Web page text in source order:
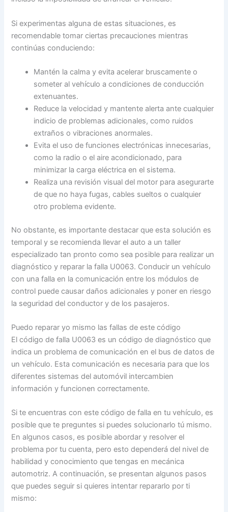
Si experimentas alguna de estas situaciones, es
recomendable tomar ciertas precauciones mientras
continúas conduciendo:
Mantén la calma y evita acelerar bruscamente o
someter al vehículo a condiciones de conducción
extenuantes.
Reduce la velocidad y mantente alerta ante cualquier
indicio de problemas adicionales, como ruidos
extraños o vibraciones anormales.
Evita el uso de funciones electrónicas innecesarias,
como la radio o el aire acondicionado, para
minimizar la carga eléctrica en el sistema.
Realiza una revisión visual del motor para asegurarte
de que no haya fugas, cables sueltos o cualquier
otro problema evidente.
No obstante, es importante destacar que esta solución es
temporal y se recomienda llevar el auto a un taller
especializado tan pronto como sea posible para realizar un
diagnóstico y reparar la falla U0063. Conducir un vehículo
con una falla en la comunicación entre los módulos de
control puede causar daños adicionales y poner en riesgo
la seguridad del conductor y de los pasajeros.
Puedo reparar yo mismo las fallas de este código
El código de falla U0063 es un código de diagnóstico que
indica un problema de comunicación en el bus de datos de
un vehículo. Esta comunicación es necesaria para que los
diferentes sistemas del automóvil intercambien
información y funcionen correctamente.
Si te encuentras con este código de falla en tu vehículo, es
posible que te preguntes si puedes solucionarlo tú mismo.
En algunos casos, es posible abordar y resolver el
problema por tu cuenta, pero esto dependerá del nivel de
habilidad y conocimiento que tengas en mecánica
automotriz. A continuación, se presentan algunos pasos
que puedes seguir si quieres intentar repararlo por ti
mismo: